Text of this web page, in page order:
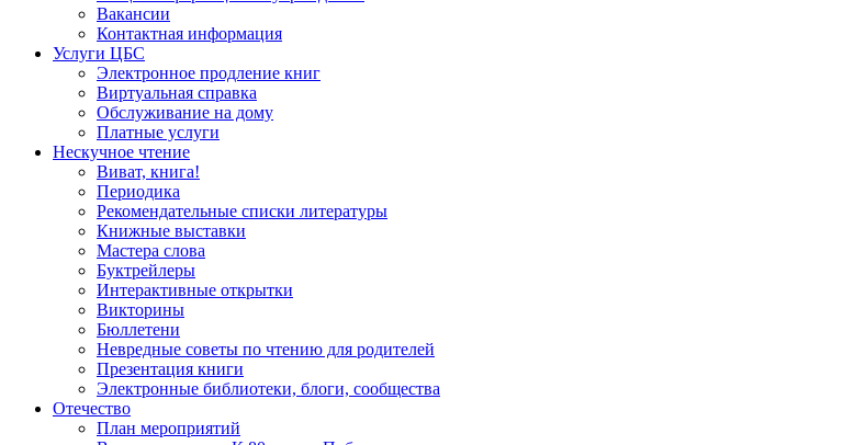
Вакансии
Контактная информация
Услуги ЦБС
Электронное продление книг
Виртуальная справка
Обслуживание на дому
Платные услуги
Нескучное чтение
Виват, книга!
Периодика
Рекомендательные списки литературы
Книжные выставки
Мастера слова
Буктрейлеры
Интерактивные открытки
Викторины
Бюллетени
Невредные советы по чтению для родителей
Презентация книги
Электронные библиотеки, блоги, сообщества
Отечество
План мероприятий